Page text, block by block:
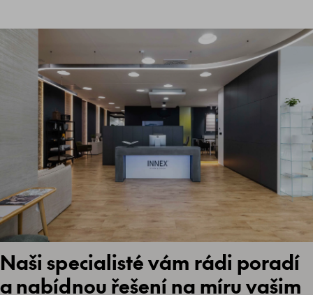
Naši specialisté vám rádi poradí
a nabídnou řešení na míru vašim